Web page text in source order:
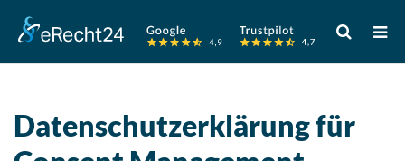
Verwende
die
Pfeile
oben
und
Datenschutzerklärung für